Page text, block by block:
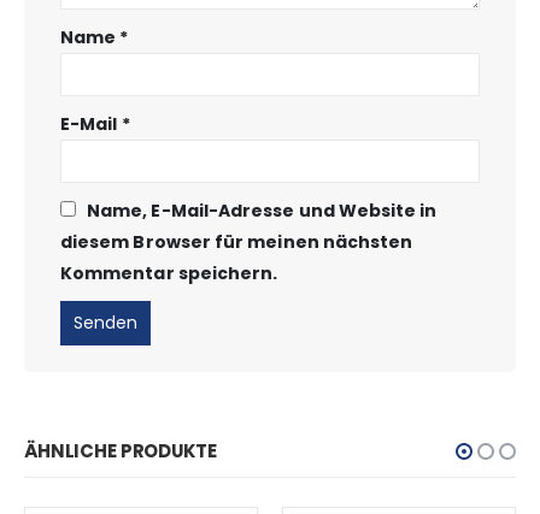
Name *
E-Mail *
Name, E-Mail-Adresse und Website in
diesem Browser für meinen nächsten
Kommentar speichern.
ÄHNLICHE PRODUKTE